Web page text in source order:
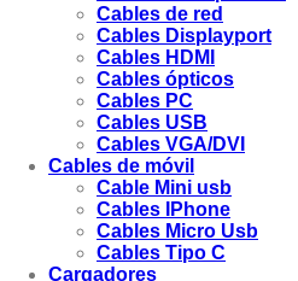
Cables de red
Cables Displayport
Cables HDMI
Cables ópticos
Cables PC
Cables USB
Cables VGA/DVI
Cables de móvil
Cable Mini usb
Cables IPhone
Cables Micro Usb
Cables Tipo C
Cargadores